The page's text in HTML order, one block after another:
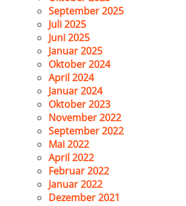
September 2025
Juli 2025
Juni 2025
Januar 2025
Oktober 2024
April 2024
Januar 2024
Oktober 2023
November 2022
September 2022
Mai 2022
April 2022
Februar 2022
Januar 2022
Dezember 2021